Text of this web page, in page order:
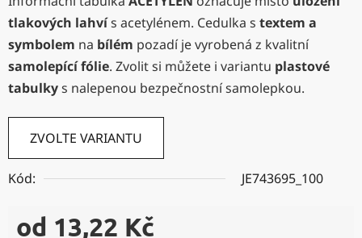
tlakových lahvís acetylénem. Cedulka s textem a
symbolem na bílém pozadí je vyrobená z kvalitní
samolepící fólie. Zvolit si můžete i variantu plastové
tabulkys nalepenou bezpečnostní samolepkou.
ZVOLTE VARIANTU
Kód: JE743695_100
od 13,22 Kč